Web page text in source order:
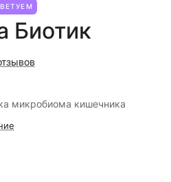
Биотик
микробиома кишечника